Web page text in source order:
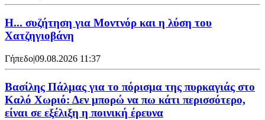
Η... συζήτηση για Μοντνόρ και η λύση του
Χατζηγιοβάνη
Γήπεδο|09.08.2026 11:37
Βασίλης Πάλμας για το πόρισμα της πυρκαγιάς στο
Καλό Χωριό: Δεν μπορώ να πω κάτι περισσότερο,
είναι σε εξέλιξη η ποινική έρευνα